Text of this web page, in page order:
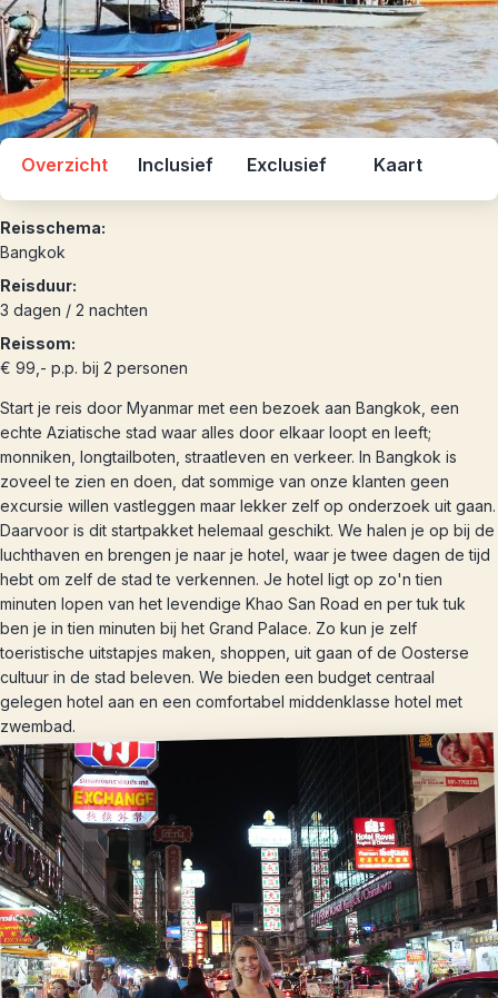
Overzicht Inclusief Exclusief Kaart
Reisschema:
Bangkok
Reisduur:
3 dagen / 2 nachten
Reissom:
€ 99,- p.p. bij 2 personen
Start je reis door Myanmar met een bezoek aan Bangkok, een
echte Aziatische stad waar alles door elkaar loopt en leeft;
monniken, longtailboten, straatleven en verkeer. In Bangkok is
zoveel te zien en doen, dat sommige van onze klanten geen
excursie willen vastleggen maar lekker zelf op onderzoek uit gaan.
Daarvoor is dit startpakket helemaal geschikt. We halen je op bij de
luchthaven en brengen je naar je hotel, waar je twee dagen de tijd
hebt om zelf de stad te verkennen. Je hotel ligt op zo'n tien
minuten lopen van het levendige Khao San Road en per tuk tuk
ben je in tien minuten bij het Grand Palace. Zo kun je zelf
toeristische uitstapjes maken, shoppen, uit gaan of de Oosterse
cultuur in de stad beleven. We bieden een budget centraal
gelegen hotel aan en een comfortabel middenklasse hotel met
zwembad.